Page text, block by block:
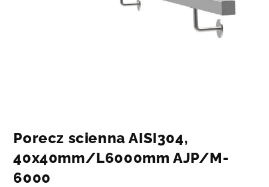
Porecz scienna AISI304,
40x40mm/L6000mm AJP/M-
6000